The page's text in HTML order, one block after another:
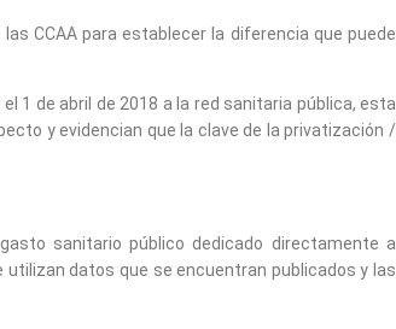
CCAA para establecer la diferencia que puede
1 de abril de 2018 a la red sanitaria pública, esta
y evidencian que la clave de la privatización /
sanitario público dedicado directamente a
datos que se encuentran publicados y las